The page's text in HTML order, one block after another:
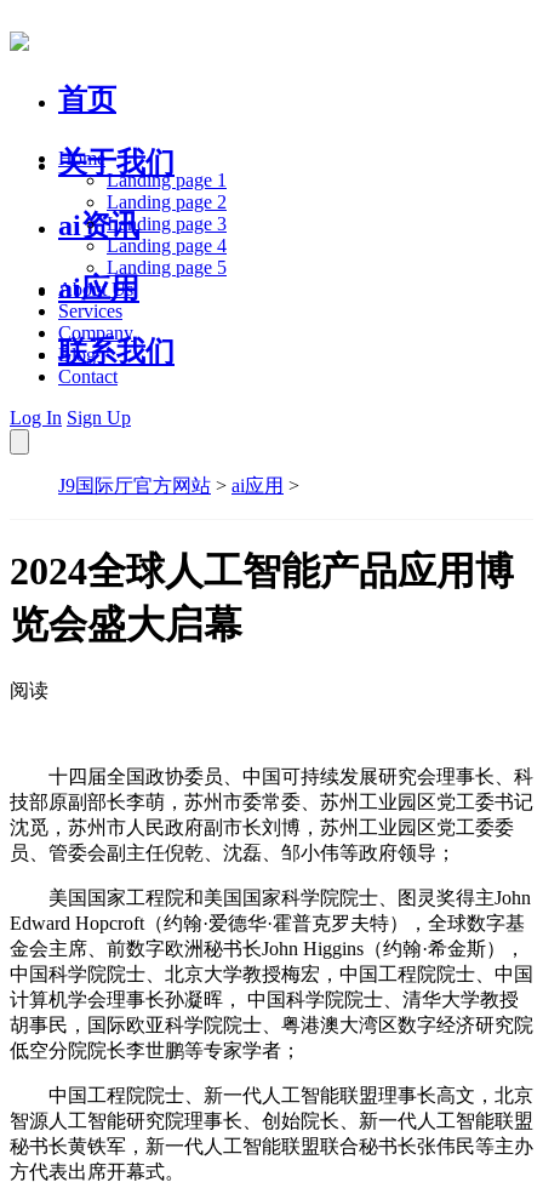
首页
关于我们
ai资讯
ai应用
联系我们
Home
Landing page 1
Landing page 2
Landing page 3
Landing page 4
Landing page 5
About Us
Services
Company
Blog
Contact
Log In Sign Up
J9国际厅官方网站 > ai应用 >
2024全球人工智能产品应用博
览会盛大启幕
阅读
十四届全国政协委员、中国可持续发展研究会理事长、科
技部原副部长李萌，苏州市委常委、苏州工业园区党工委书记
沈觅，苏州市人民政府副市长刘博，苏州工业园区党工委委
员、管委会副主任倪乾、沈磊、邹小伟等政府领导；
美国国家工程院和美国国家科学院院士、图灵奖得主John
Edward Hopcroft（约翰·爱德华·霍普克罗夫特），全球数字基
金会主席、前数字欧洲秘书长John Higgins（约翰·希金斯），
中国科学院院士、北京大学教授梅宏，中国工程院院士、中国
计算机学会理事长孙凝晖， 中国科学院院士、清华大学教授
胡事民，国际欧亚科学院院士、粤港澳大湾区数字经济研究院
低空分院院长李世鹏等专家学者；
中国工程院院士、新一代人工智能联盟理事长高文，北京
智源人工智能研究院理事长、创始院长、新一代人工智能联盟
秘书长黄铁军，新一代人工智能联盟联合秘书长张伟民等主办
方代表出席开幕式。